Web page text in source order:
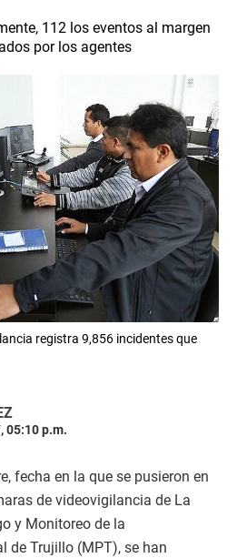
112 los eventos al margen
por los agentes
registra 9,856 incidentes que
05:10 p.m.
fecha en la que se pusieron en
de videovigilancia de La
y Monitoreo de la
de Trujillo (MPT), se han